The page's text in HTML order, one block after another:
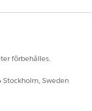
förbehålles.
Stockholm, Sweden